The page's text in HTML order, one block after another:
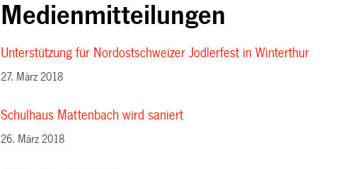
Medienmitteilungen
Unterstützung für Nordostschweizer Jodlerfest in Winterthur
27. März 2018
Schulhaus Mattenbach wird saniert
26. März 2018